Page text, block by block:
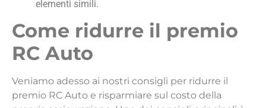
elementi simili.
Come ridurre il premio
RC Auto
Veniamo adesso ai nostri consigli per ridurre il
premio RC Auto e risparmiare sul costo della